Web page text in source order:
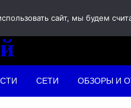
СЕТИ ОБЗОРЫ И
сайт, мы будем